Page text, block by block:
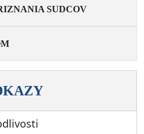
SUDCOV